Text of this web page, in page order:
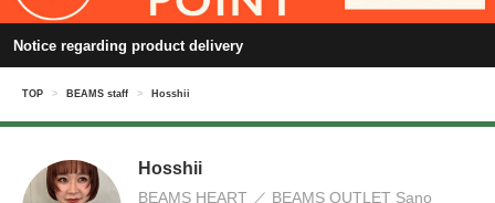
Notice regarding product delivery
TOP > BEAMS staff > Hosshii
Hosshii
BEAMS HEART BEAMS OUTLET Sano